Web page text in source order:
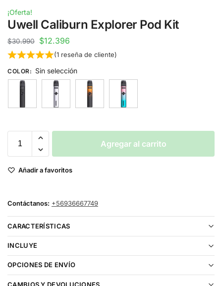
¡Oferta!
Uwell Caliburn Explorer Pod Kit
$30.990 $12.396
(1reseña de cliente)
COLOR: Sin selección
Agregar al carrito
Añadir a favoritos
Contáctanos: +56936667749
CARACTERÍSTICAS
INCLUYE
OPCIONES DE ENVÍO
CAMBIOS Y DEVOLUCIONES